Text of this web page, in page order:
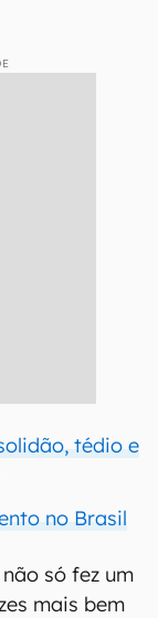
tédio e
no Brasil
só fez um
mais bem